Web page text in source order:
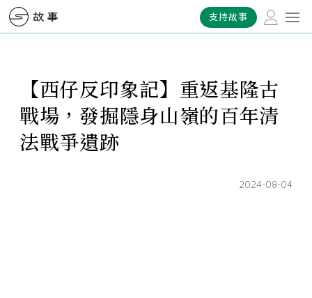
支持故事
【西仔反印象記】重返基隆古
戰場，發掘隱身山嶺的百年清
法戰爭遺跡
2024-08-04